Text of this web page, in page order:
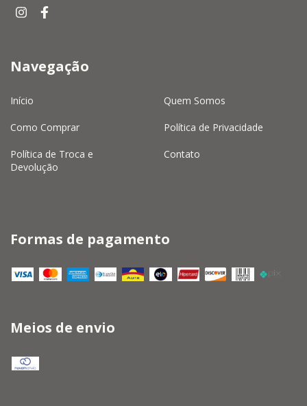
Navegação
Início Quem Somos
Como Comprar Política de Privacidade
Política de Troca e
Devolução
Contato
Formas de pagamento
Meios de envio